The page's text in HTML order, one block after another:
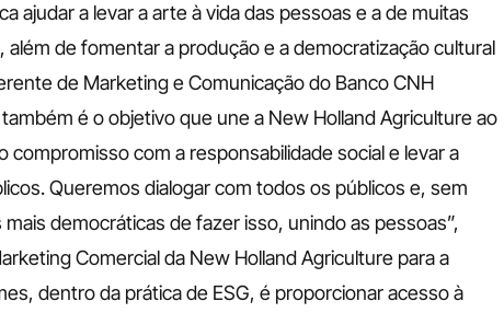
ajudar a levar a arte à vida das pessoas e a de muitas
de fomentar a produção e a democratização cultural
de Marketing e Comunicação do Banco CNH
é o objetivo que une a New Holland Agriculture ao
compromisso com a responsabilidade social e levar a
Queremos dialogar com todos os públicos e, sem
democráticas de fazer isso, unindo as pessoas”,
Comercial da New Holland Agriculture para a
dentro da prática de ESG, é proporcionar acesso à